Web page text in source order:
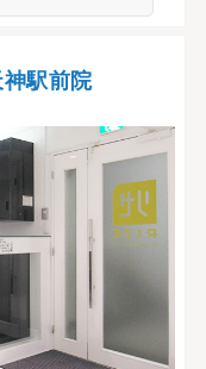
神駅前院